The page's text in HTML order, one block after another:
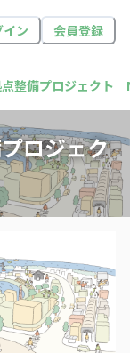
イン 会員登録
整備プロジェクト
ロジェク